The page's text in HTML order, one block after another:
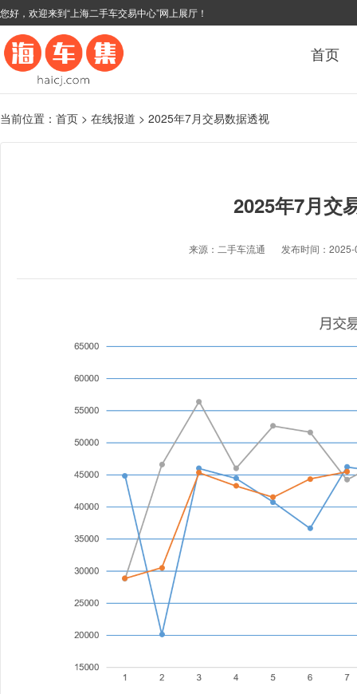
您好，欢迎来到“上海二手车交易中心”网上展厅！
首页
当前位置： 首页 > 在线报道 > 2025年7月交易数据透视
2025年7月交
来源：二手车流通 发布时间：